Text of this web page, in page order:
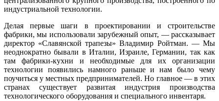
индустриальной технологии.
Делая первые шаги в проектировании и строительстве
фабрики, мы использовали зарубежный опыт, — рассказывает
директор «Славянской трапезы» Владимир Ройтман. — Мы
неоднократно бывали в Италии, Израиле, Германии, так как
там фабрики-кухни и необходимые для их организации
технологии появились намного раньше и нам было чему
поучиться у местных предпринимателей. Но главное — в этих
странах существует развитая индустрия производства
технологического оборудования и специального инвентаря.